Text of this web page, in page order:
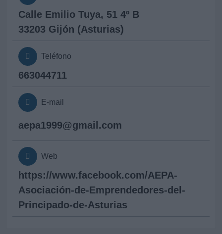
Calle Emilio Tuya, 51 4º B
33203 Gijón (Asturias)
Teléfono
663044711
E-mail
aepa1999@gmail.com
Web
https://www.facebook.com/AEPA-
Asociación-de-Emprendedores-del-
Principado-de-Asturias